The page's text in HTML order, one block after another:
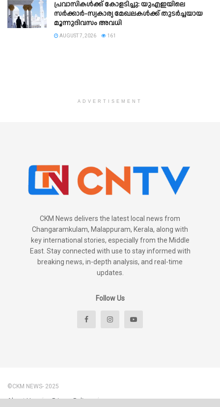
പ്രവാസികൾക്ക് കോളടിച്ചു: യുഎഇയിലെ
സർക്കാർ-സ്വകാര്യ മേഖലകൾക്ക് തുടർച്ചയായ
മൂന്നുദിവസം അവധി
AUGUST 7, 2026 161
ADVERTISEMENT
CKM News delivers the latest local news from
Changaramkulam, Malappuram, Kerala, along with
key international stories, especially from the Middle
East. Stay connected with use to stay informed with
breaking news, in-depth analysis, and real-time
updates.
Follow Us
©CKM NEWS- 2025
About Us Privacy Policy